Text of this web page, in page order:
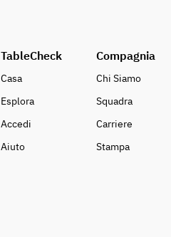
TableCheck
Casa
Esplora
Accedi
Aiuto
Compagnia
Chi Siamo
Squadra
Carriere
Stampa